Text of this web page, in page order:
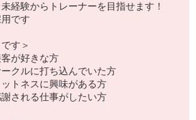
経験からトレーナーを目指せます！
です
す＞
が好きな方
クルに打ち込んでいた方
トネスに興味がある方
される仕事がしたい方